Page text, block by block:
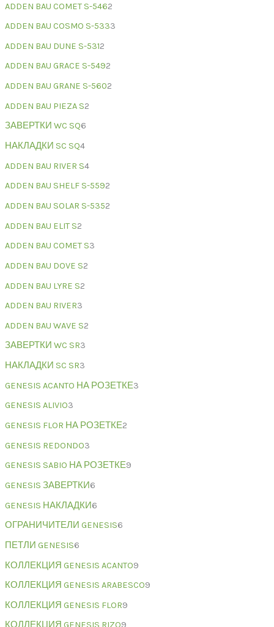
ADDEN BAU COMET S-5462
ADDEN BAU COSMO S-5333
ADDEN BAU DUNE S-5312
ADDEN BAU GRACE S-5492
ADDEN BAU GRANE S-5602
ADDEN BAU PIEZA S2
ЗАВЕРТКИ WC SQ6
НАКЛАДКИ SC SQ4
ADDEN BAU RIVER S4
ADDEN BAU SHELF S-5592
ADDEN BAU SOLAR S-5352
ADDEN BAU ELIT S2
ADDEN BAU COMET S3
ADDEN BAU DOVE S2
ADDEN BAU LYRE S2
ADDEN BAU RIVER3
ADDEN BAU WAVE S2
ЗАВЕРТКИ WC SR3
НАКЛАДКИ SC SR3
GENESIS ACANTO НА РОЗЕТКЕ3
GENESIS ALIVIO3
GENESIS FLOR НА РОЗЕТКЕ2
GENESIS REDONDO3
GENESIS SABIO НА РОЗЕТКЕ9
GENESIS ЗАВЕРТКИ6
GENESIS НАКЛАДКИ6
ОГРАНИЧИТЕЛИ GENESIS6
ПЕТЛИ GENESIS6
КОЛЛЕКЦИЯ GENESIS ACANTO9
КОЛЛЕКЦИЯ GENESIS ARABESCO9
КОЛЛЕКЦИЯ GENESIS FLOR9